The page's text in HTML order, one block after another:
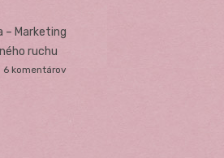
– Marketing
ruchu
6 komentárov